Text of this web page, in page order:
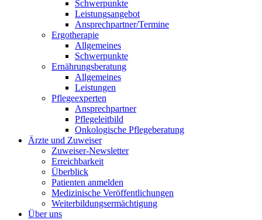
Schwerpunkte
Leistungsangebot
Ansprechpartner/Termine
Ergotherapie
Allgemeines
Schwerpunkte
Ernährungsberatung
Allgemeines
Leistungen
Pflegeexperten
Ansprechpartner
Pflegeleitbild
Onkologische Pflegeberatung
Ärzte und Zuweiser
Zuweiser-Newsletter
Erreichbarkeit
Überblick
Patienten anmelden
Medizinische Veröffentlichungen
Weiterbildungsermächtigung
Über uns